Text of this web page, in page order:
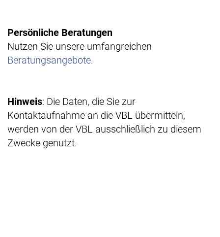
Persönliche Beratungen
Nutzen Sie unsere umfangreichen
Beratungsangebote.
Hinweis: Die Daten, die Sie zur
Kontaktaufnahme an die VBL übermitteln,
werden von der VBL ausschließlich zu diesem
Zwecke genutzt.